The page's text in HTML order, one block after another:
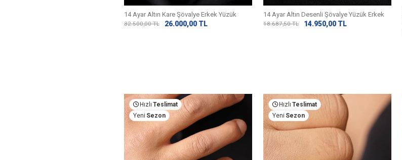
14 Ayar Altın Kare Şövalye Erkek Yüzük
32.500,00TL 26.000,00 TL
14 Ayar Altın Desenli Şövalye Yüzük Erkek
18.687,50TL 14.950,00 TL
Hızlı Teslimat
Yeni Sezon
Hızlı Teslimat
Yeni Sezon